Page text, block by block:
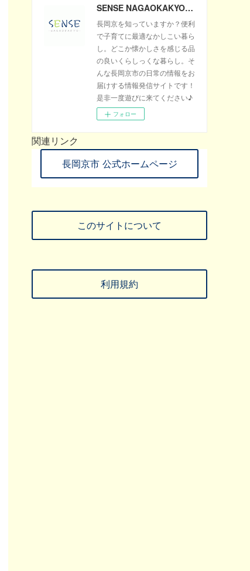
SENSE NAGAOKAKYO ～長岡京市のサブサイト～
長岡京を知っていますか？便利
で子育てに最適なかしこい暮ら
し。どこか懐かしさを感じる品
の良いくらしっくな暮らし。そ
んな長岡京市の日常の情報をお
届けする情報発信サイトです！
是非一度遊びに来てください♪
フォロー
関連リンク
長岡京市 公式ホームページ
このサイトについて
利用規約